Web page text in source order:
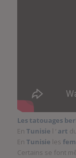
Les tatouages
En Tunisie l ‘art
En Tunisie les
Certains se font